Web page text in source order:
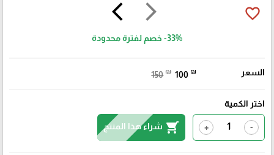
arrow_forward_ios
arrow_back_ios favorite_border
-33% خصم لفترة محدودة
السعر 150 ₪ 100 ₪
اختر الكمية
-
+
shopping_cart شراء هذا المنتج